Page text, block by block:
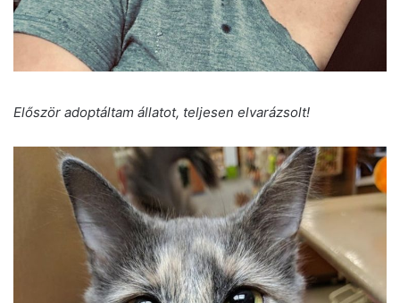
Először adoptáltam állatot, teljesen elvarázsolt!